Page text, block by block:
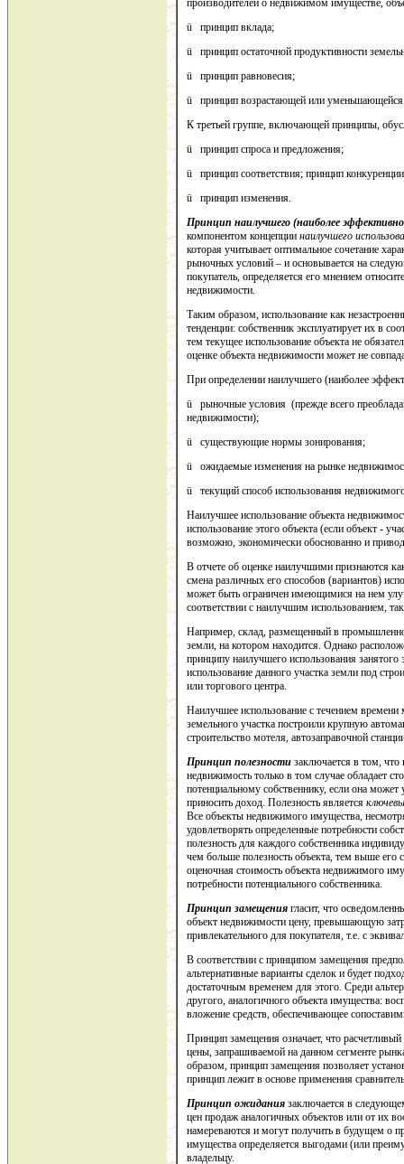
производителей о недвижимом имуществе,
ü принцип вклада;
ü принцип остаточной продуктивности
ü принцип равновесия;
ü принцип возрастающей или уменьшающейся
К третьей группе, включающей принципы,
ü принцип спроса и предложения;
ü принцип соответствия; принцип
ü принцип изменения.
Принцип наилучшего (наиболее
компонентом концепции наилучшего
которая учитывает оптимальное сочетание
рыночных условий – и основывается на
покупатель, определяется его мнением
недвижимости.
Таким образом, использование как
тенденции: собственник эксплуатирует их в
тем текущее использование объекта не
оценке объекта недвижимости может не
При определении наилучшего (наиболее
ü рыночные условия (прежде всего
недвижимости);
ü существующие нормы зонирования;
ü ожидаемые изменения на рынке
ü текущий способ использования
Наилучшее использование объекта
использование этого объекта (если объект -
возможно, экономически обоснованно и
В отчете об оценке наилучшими признаются
смена различных его способов (вариантов)
может быть ограничен имеющимися на нем
соответствии с наилучшим использованием,
Например, склад, размещенный в
земли, на котором находится. Однако
принципу наилучшего использования
использование данного участка земли под
или торгового центра.
Наилучшее использование с течением времени
земельного участка построили крупную
строительство мотеля, автозаправочной
Принцип полезности заключается в том, что
недвижимость только в том случае обладает
потенциальному собственнику, если она
приносить доход. Полезность является
Все объекты недвижимого имущества,
удовлетворять определенные потребности
полезность для каждого собственника
чем больше полезность объекта, тем выше его
оценочная стоимость объекта недвижимого
потребности потенциального собственника.
Принцип замещения гласит, что
объект недвижимости цену, превышающую
привлекательного для покупателя, т.е. с
В соответствии с принципом замещения
альтернативные варианты сделок и будет
достаточным временем для этого. Среди
другого, аналогичного объекта имущества:
вложение средств, обеспечивающее
Принцип замещения означает, что
цены, запрашиваемой на данном сегменте
образом, принцип замещения позволяет
принцип лежит в основе применения
Принцип ожидания заключается в
цен продаж аналогичных объектов или от их
намереваются и могут получить в будущем о
имущества определяется выгодами (или
владельцу.